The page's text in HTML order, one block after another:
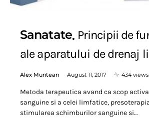
Sanatate Principii de
ale aparatului de drenaj
Alex Muntean August 11, 2017 434 views
Metoda terapeutica avand ca scop
sanguine si a celei limfatice,
stimularea schimburilor sanguine si…